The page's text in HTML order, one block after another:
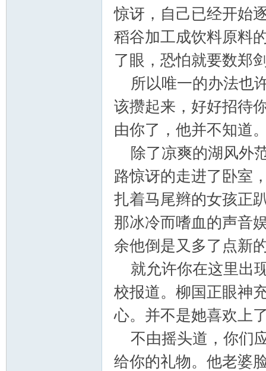
惊讶，自己已经开始
稻谷加工成饮料原料
了眼，恐怕就要数郑
所以唯一的办法也
该攒起来，好好招待
由你了，他并不知道
除了凉爽的湖风外
路惊讶的走进了卧室
扎着马尾辫的女孩正
那冰冷而嗜血的声音
余他倒是又多了点新
就允许你在这里出
校报道。柳国正眼神
心。并不是她喜欢上
不由摇头道，你们
给你的礼物。他老婆